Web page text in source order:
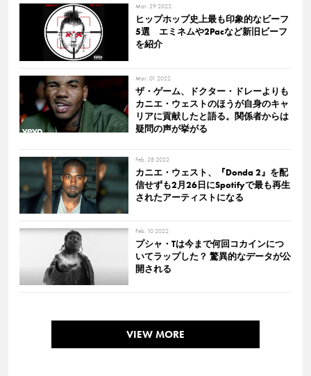
Mar. 29 2022
ヒップホップ史上最も印象的なビーフ
5選 エミネムや2Pacなど新旧ビーフ
を紹介
Mar. 01 2022
ザ・ゲーム、ドクター・ドレーよりも
カニエ・ウェストのほうが自身のキャ
リアに貢献したと語る。関係者からは
疑問の声が挙がる
Feb. 28 2022
カニエ・ウェスト、『Donda 2』を配
信せずも2月26日にSpotifyで最も再生
されたアーティストになる
Feb. 10 2022
プシャ・Tは今まで何回コカインにつ
いてラップした？ 驚異的なデータが公
開される
VIEW MORE